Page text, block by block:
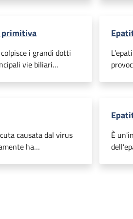
primitiva
i grandi dotti
vie biliari
che
causata dal virus
ha
del fegato.
È